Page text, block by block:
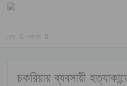
হোম সর্বশেষ
চকরিয়ায় ব্যবসায়ী